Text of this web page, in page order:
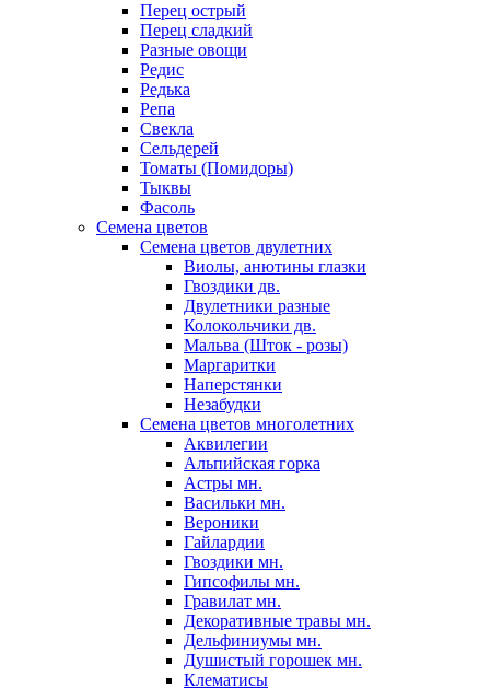
Перец острый
Перец сладкий
Разные овощи
Редис
Редька
Репа
Свекла
Сельдерей
Томаты (Помидоры)
Тыквы
Фасоль
Семена цветов
Семена цветов двулетних
Виолы, анютины глазки
Гвоздики дв.
Двулетники разные
Колокольчики дв.
Мальва (Шток - розы)
Маргаритки
Наперстянки
Незабудки
Семена цветов многолетних
Аквилегии
Альпийская горка
Астры мн.
Васильки мн.
Вероники
Гайлардии
Гвоздики мн.
Гипсофилы мн.
Гравилат мн.
Декоративные травы мн.
Дельфиниумы мн.
Душистый горошек мн.
Клематисы